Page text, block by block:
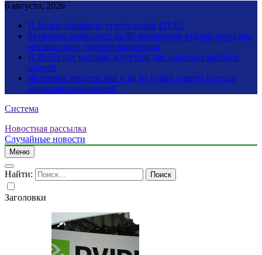
6 августа, 2026
В Анапе объявили угрозу атаки БПЛА
Мужчина разбогател на 80 миллионов рублей через два
месяца после другого выигрыша
В 2026 году россиян ждут еще две короткие рабочие
недели
Женщина увидела рай и ад на грани смерти и стала
мультимиллионершей
Система
Новостная рассылка
Случайные новости
Меню
Найти:
Заголовки